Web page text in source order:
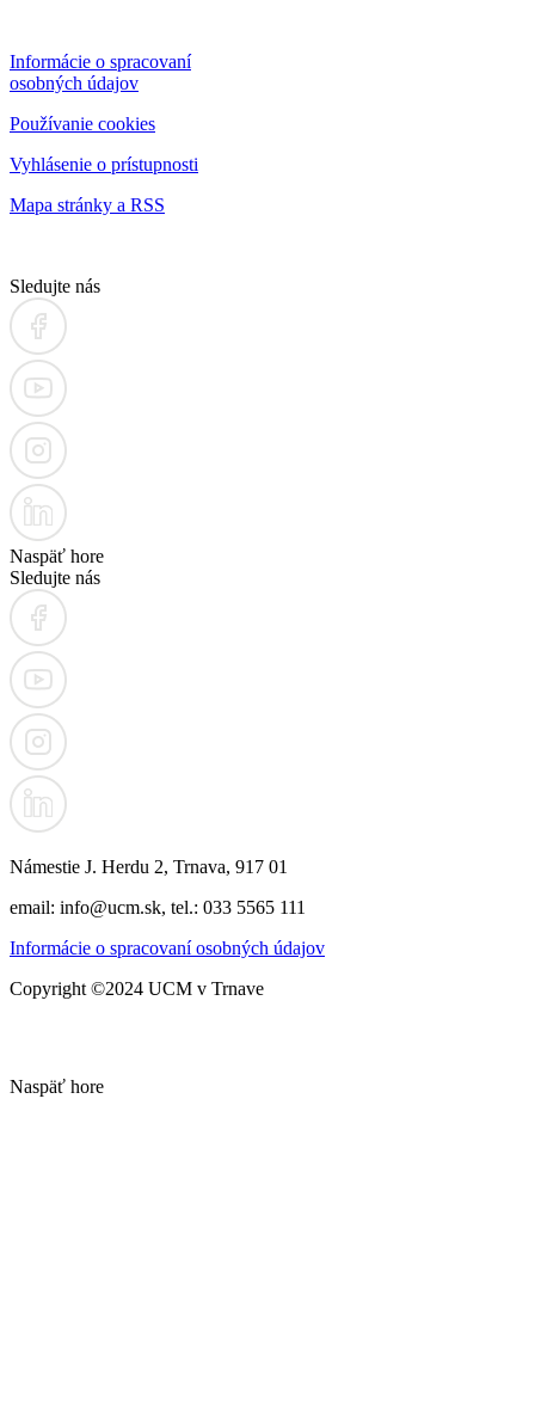
Informácie o spracovaní
osobných údajov
Používanie cookies
Vyhlásenie o prístupnosti
Mapa stránky a RSS
Sledujte nás
Naspäť hore
Sledujte nás
Námestie J. Herdu 2, Trnava, 917 01
email: info@ucm.sk, tel.: 033 5565 111
Informácie o spracovaní osobných údajov
Copyright ©2024 UCM v Trnave
Naspäť hore